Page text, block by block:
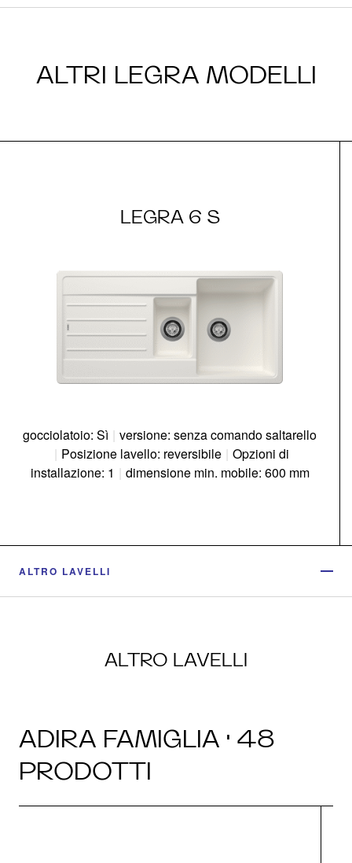
ALTRI LEGRA MODELLI
LEGRA 6 S
gocciolatoio: Sì | versione: senza comando saltarello
| Posizione lavello: reversibile | Opzioni di
installazione: 1 | dimensione min. mobile: 600 mm
ALTRO LAVELLI
ALTRO LAVELLI
ADIRA FAMIGLIA · 48
PRODOTTI